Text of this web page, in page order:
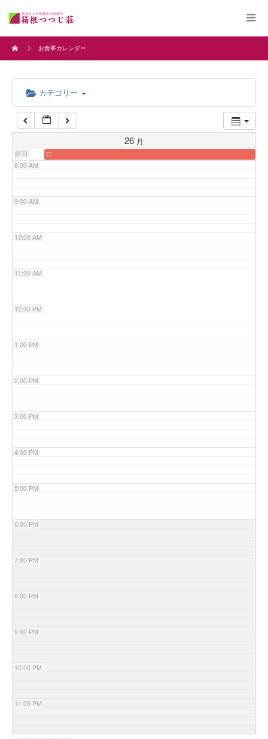
お食事カレンダー
カテゴリー
26 月
終日 C
4:00 AM
6:00 AM
7:00 AM
8:00 AM
9:00 AM
10:00 AM
11:00 AM
12:00 PM
1:00 PM
2:00 PM
3:00 PM
4:00 PM
5:00 PM
6:00 PM
7:00 PM
8:00 PM
9:00 PM
10:00 PM
11:00 PM